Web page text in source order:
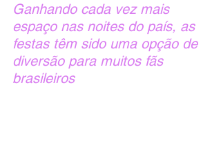
Ganhando cada vez mais
espaço nas noites do país, as
festas têm sido uma opção de
diversão para muitos fãs
brasileiros